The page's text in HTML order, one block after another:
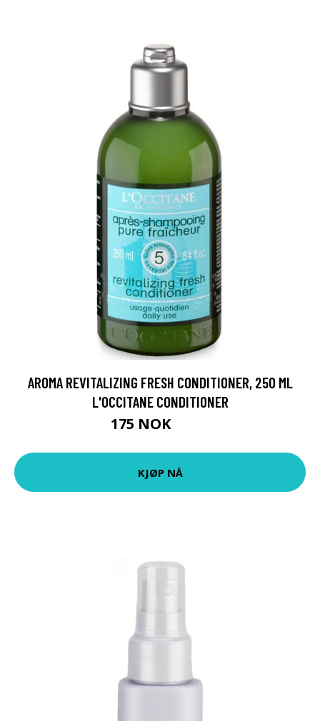
AROMA REVITALIZING FRESH CONDITIONER, 250 ML
L'OCCITANE CONDITIONER
175 NOK
KJØP NÅ